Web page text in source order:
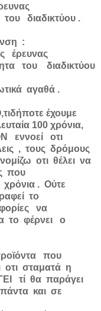
διαδικτύου .
:
έρευνας
του διαδικτύου
αγαθά .
έχουμε
100 χρόνια,
εννοεί οτι
, τους δρόμους
οτι θέλει να
που
. Ούτε
το
να
το φέρνει ο
που
σταματά η
τί θα παράγει
και σε